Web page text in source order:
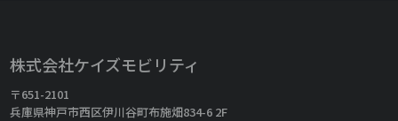
株式会社ケイズモビリティ
〒651-2101
兵庫県神戸市西区伊川谷町布施畑834-6 2F